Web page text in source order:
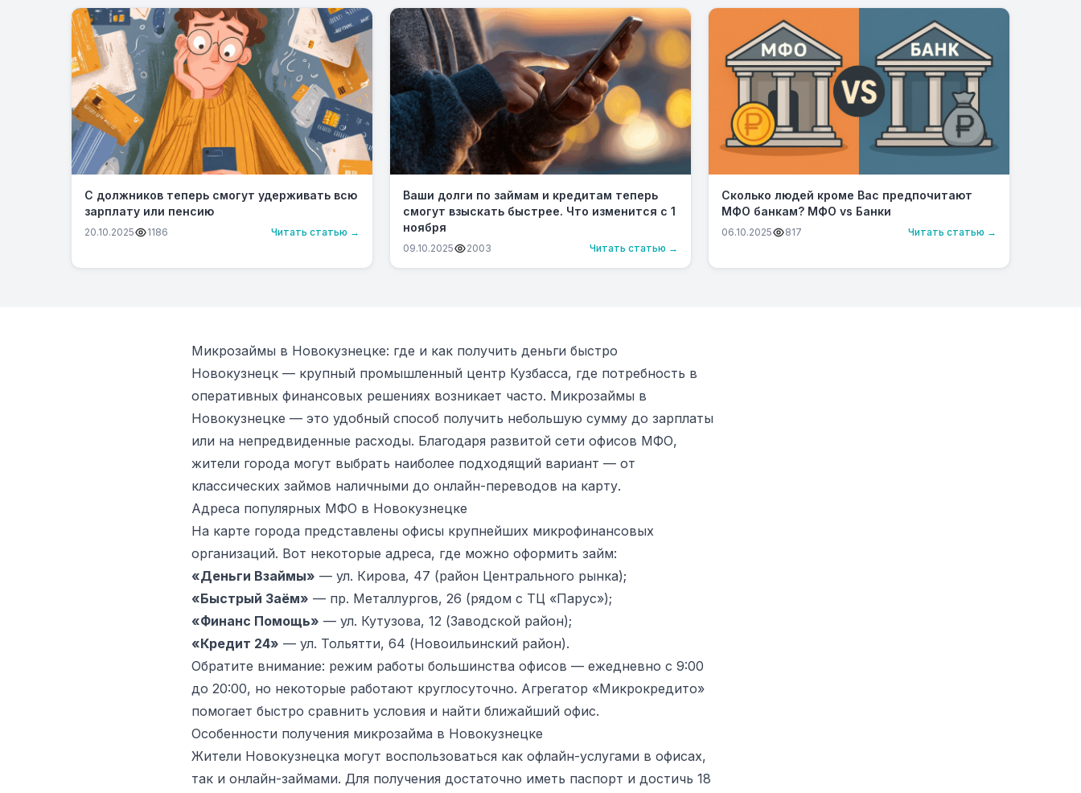
С должников теперь смогут удерживать всю
зарплату или пенсию
20.10.2025 1186 Читать статью →
Ваши долги по займам и кредитам теперь
смогут взыскать быстрее. Что изменится с 1
ноября
09.10.2025 2003 Читать статью →
Сколько людей кроме Вас предпочитают
МФО банкам? МФО vs Банки
06.10.2025 817 Читать статью →
Микрозаймы в Новокузнецке: где и как получить деньги быстро
Новокузнецк — крупный промышленный центр Кузбасса, где потребность в
оперативных финансовых решениях возникает часто. Микрозаймы в
Новокузнецке — это удобный способ получить небольшую сумму до зарплаты
или на непредвиденные расходы. Благодаря развитой сети офисов МФО,
жители города могут выбрать наиболее подходящий вариант — от
классических займов наличными до онлайн-переводов на карту.
Адреса популярных МФО в Новокузнецке
На карте города представлены офисы крупнейших микрофинансовых
организаций. Вот некоторые адреса, где можно оформить займ:
«Деньги Взаймы» — ул. Кирова, 47 (район Центрального рынка);
«Быстрый Заём» — пр. Металлургов, 26 (рядом с ТЦ «Парус»);
«Финанс Помощь» — ул. Кутузова, 12 (Заводской район);
«Кредит 24» — ул. Тольятти, 64 (Новоильинский район).
Обратите внимание: режим работы большинства офисов — ежедневно с 9:00
до 20:00, но некоторые работают круглосуточно. Агрегатор «Микрокредито»
помогает быстро сравнить условия и найти ближайший офис.
Особенности получения микрозайма в Новокузнецке
Жители Новокузнецка могут воспользоваться как офлайн-услугами в офисах,
так и онлайн-займами. Для получения достаточно иметь паспорт и достичь 18